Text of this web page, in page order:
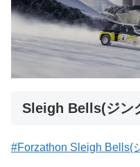
Sleigh Bells(ジン
#Forzathon Sleigh Bells(